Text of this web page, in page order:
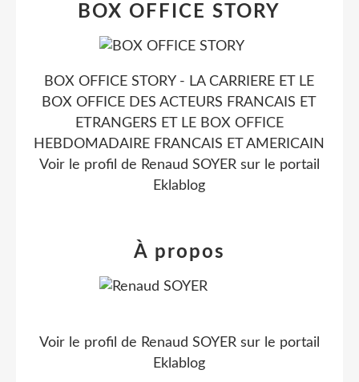
BOX OFFICE STORY
BOX OFFICE STORY - LA CARRIERE ET LE
BOX OFFICE DES ACTEURS FRANCAIS ET
ETRANGERS ET LE BOX OFFICE
HEBDOMADAIRE FRANCAIS ET AMERICAIN
Voir le profil de Renaud SOYER sur le portail
Eklablog
À propos
Voir le profil de Renaud SOYER sur le portail
Eklablog